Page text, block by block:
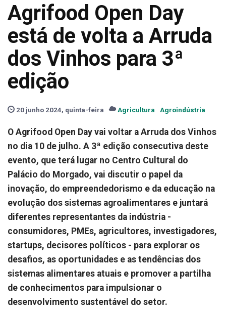
Agrifood Open Day
está de volta a Arruda
dos Vinhos para 3ª
edição
20 junho 2024, quinta-feira Agricultura Agroindústria
O Agrifood Open Day vai voltar a Arruda dos Vinhos
no dia 10 de julho. A 3ª edição consecutiva deste
evento, que terá lugar no Centro Cultural do
Palácio do Morgado, vai discutir o papel da
inovação, do empreendedorismo e da educação na
evolução dos sistemas agroalimentares e juntará
diferentes representantes da indústria -
consumidores, PMEs, agricultores, investigadores,
startups, decisores políticos - para explorar os
desafios, as oportunidades e as tendências dos
sistemas alimentares atuais e promover a partilha
de conhecimentos para impulsionar o
desenvolvimento sustentável do setor.